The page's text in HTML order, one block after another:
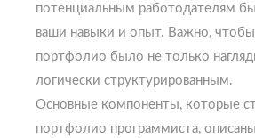
потенциальным работодателям
ваши навыки и опыт. Важно,
портфолио было не только
логически структурированным.
Основные компоненты, которые
портфолио программиста,